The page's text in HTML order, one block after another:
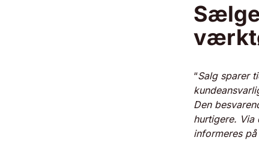
“Salg sparer
Den
hurtigere. Via
informeres